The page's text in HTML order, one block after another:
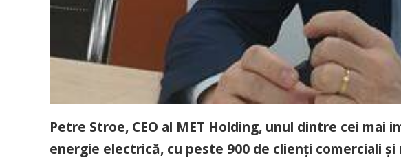
Petre Stroe, CEO al MET Holding, unul dintre cei
energie electrică, cu peste 900 de clienţi comerciali